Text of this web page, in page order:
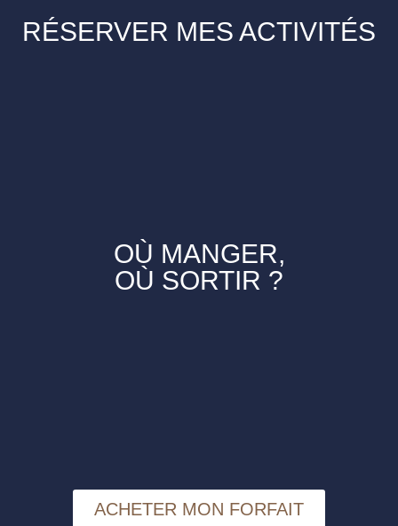
RÉSERVER MES ACTIVITÉS
OÙ MANGER,
OÙ SORTIR ?
ACHETER MON FORFAIT